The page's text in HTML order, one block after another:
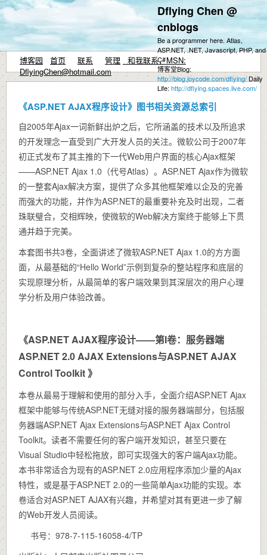
Dflying Chen @
cnblogs
Be a programmer here. Atlas,
ASP.NET, .NET, Javascript, PHP, and
C#
博客堂Blog:
http://blog.joycode.com/dflying/ Daily
Life: http://dflying.spaces.live.com/
博客园 首页 联系 管理
和我联系，MSN:
DflyingChen@hotmail.com
《ASP.NET AJAX程序设计》图书相关资源总索引
自2005年Ajax一词新鲜出炉之后，它所涵盖的技术以及所追求
的开发理念一直受到广大开发人员的关注。微软公司于2007年
初正式发布了其主推的下一代Web用户界面的核心Ajax框架
——ASP.NET Ajax 1.0（代号Atlas）。ASP.NET Ajax作为微软
的一整套Ajax解决方案，提供了众多其他框架难以企及的完善
而强大的功能，并作为ASP.NET的最重要补充及时出现，二者
珠联璧合，交相辉映，使微软的Web解决方案终于能够上下贯
通并趋于完美。
本套图书共3卷，全面讲述了微软ASP.NET Ajax 1.0的方方面
面，从最基础的“Hello World”示例到复杂的整站程序和底层的
实现原理分析，从最简单的客户端效果到其深层次的用户心理
学分析及用户体验改善。
《ASP.NET AJAX程序设计——第I卷：服务器端
ASP.NET 2.0 AJAX Extensions与ASP.NET AJAX
Control Toolkit 》
本卷从最易于理解和使用的部分入手，全面介绍ASP.NET Ajax
框架中能够与传统ASP.NET无缝对接的服务器端部分，包括服
务器端ASP.NET Ajax Extensions与ASP.NET Ajax Control
Toolkit。读者不需要任何的客户端开发知识，甚至只要在
Visual Studio中轻松拖放，即可实现强大的客户端Ajax功能。
本书非常适合为现有的ASP.NET 2.0应用程序添加少量的Ajax
特性，或是基于ASP.NET 2.0的一些简单Ajax功能的实现。本
卷适合对ASP.NET AJAX有兴趣，并希望对其有更进一步了解
的Web开发人员阅读。
书号：978-7-115-16058-4/TP